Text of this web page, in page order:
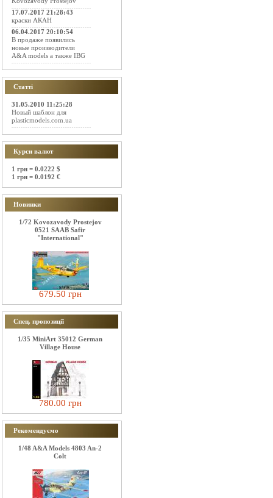
17.07.2017 21:28:43
краски АКАН
06.04.2017 20:10:54
В продаже появились
новые производители
A&A models а также IBG
Статті
31.05.2010 11:25:28
Новый шаблон для
plasticmodels.com.ua
Курси валют
1 грн = 0.0222 $
1 грн = 0.0192 €
Новинки
1/72 Kovozavody Prostejov
0521 SAAB Safir
"International"
679.50 грн
Спец. пропозиції
1/35 MiniArt 35012 German
Village House
780.00 грн
Рекомендуємо
1/48 A&A Models 4803 An-2
Colt